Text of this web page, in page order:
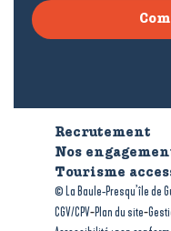
Recrutement
Nos
Tourisme
© La Baule-Presqu’île de
CGV/CPV-Plan du site-